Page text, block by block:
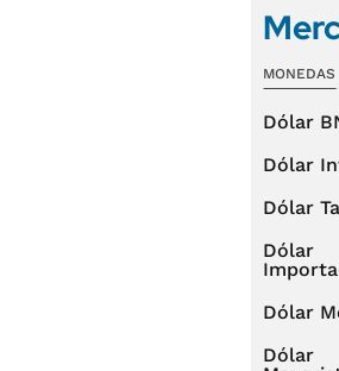
MONEDAS
Dólar
Dólar
Dólar
Dólar
Dólar
Dólar